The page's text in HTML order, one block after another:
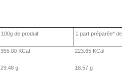
100g de produit 1 part préparée*
355.00 KCal 223.65 KCal
29.48 g 18.57 g